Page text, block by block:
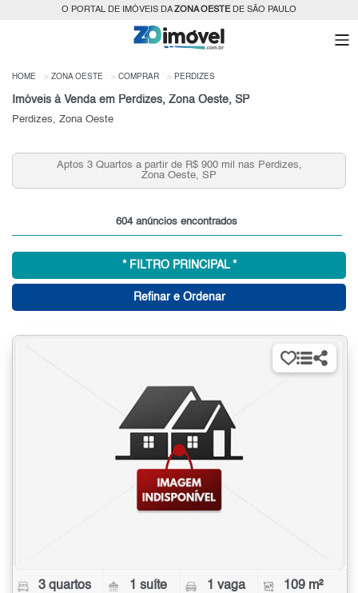
O PORTAL DE IMÓVEIS DAZONA OESTEDE SÃO PAULO
HOME ZONA OESTE COMPRAR PERDIZES
Imóveis à Venda em Perdizes, Zona Oeste, SP
Perdizes, Zona Oeste
mil nas Perdizes,
Aptos 1 Quarto a partir de R$ 350 mil
604 anúncios encontrados
* FILTRO PRINCIPAL *
Refinar e Ordenar
3 quartos 1 suíte 1 vaga 109 m²